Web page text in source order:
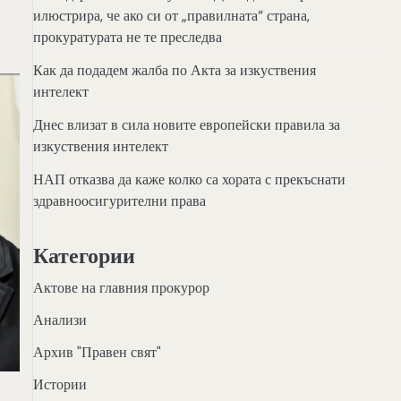
илюстрира, че ако си от „правилната“ страна,
прокуратурата не те преследва
Как да подадем жалба по Акта за изкуствения
интелект
Днес влизат в сила новите европейски правила за
изкуствения интелект
НАП отказва да каже колко са хората с прекъснати
здравноосигурителни права
Категории
Актове на главния прокурор
Анализи
Архив "Правен свят"
Истории